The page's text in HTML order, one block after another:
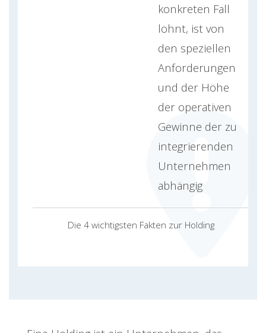
Die 4 wichtigsten Fakten zur Holding
konkreten Fall
lohnt, ist von
den speziellen
Anforderungen
und der Höhe
der operativen
Gewinne der zu
integrierenden
Unternehmen
abhängig